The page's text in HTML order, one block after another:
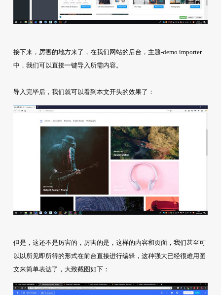
接下来，厉害的地方来了，在我们网站的后台，主题-demo importer
中，我们可以直接一键导入所需内容。
导入完毕后，我们就可以看到本文开头的效果了：
但是，这还不是厉害的，厉害的是，这样的内容和页面，我们甚至可
以以所见即所得的形式在前台直接进行编辑，这种强大已经很难用图
文来简单表达了，大致截图如下：